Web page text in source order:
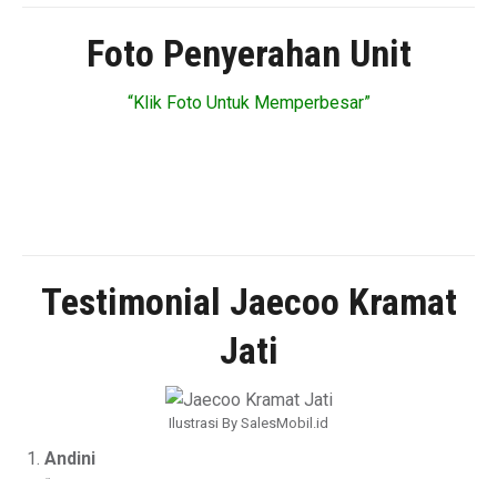
Foto Penyerahan Unit
“Klik Foto Untuk Memperbesar”
Testimonial Jaecoo Kramat
Jati
Ilustrasi By SalesMobil.id
Andini